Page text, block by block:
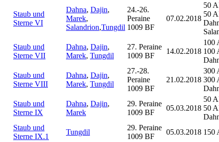
Staub und
Sterne VI
Dahna, Dajin,
Marek,
Salandrion,Tungdil
24.-26.
Peraine
1009 BF
07.02.2018
50
50
Staub und
Sterne VII
Dahna, Dajin,
Marek, Tungdil
27. Peraine
1009 BF
14.02.2018
100
100
Staub und
Sterne VIII
Dahna, Dajin,
Marek, Tungdil
27.-28.
Peraine
1009 BF
21.02.2018
300
300
Staub und
Sterne IX
Dahna, Dajin,
Marek
29. Peraine
1009 BF
05.03.2018
50
50
Staub und
Sterne IX.1
Tungdil
29. Peraine
1009 BF
05.03.2018 150